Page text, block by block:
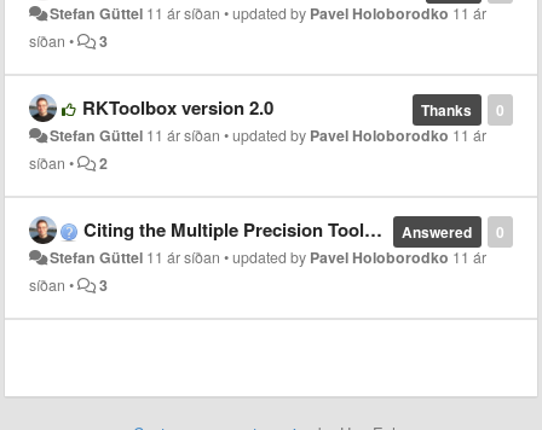
Stefan Güttel 11 ár síðan •updated by Pavel Holoborodko 11 ár
síðan • 3
0
Thanks
RKToolbox version 2.0
Stefan Güttel 11 ár síðan •updated by Pavel Holoborodko 11 ár
síðan • 2
0
Answered
Citing the Multiple Precision Toolbox
Stefan Güttel 11 ár síðan •updated by Pavel Holoborodko 11 ár
síðan • 3